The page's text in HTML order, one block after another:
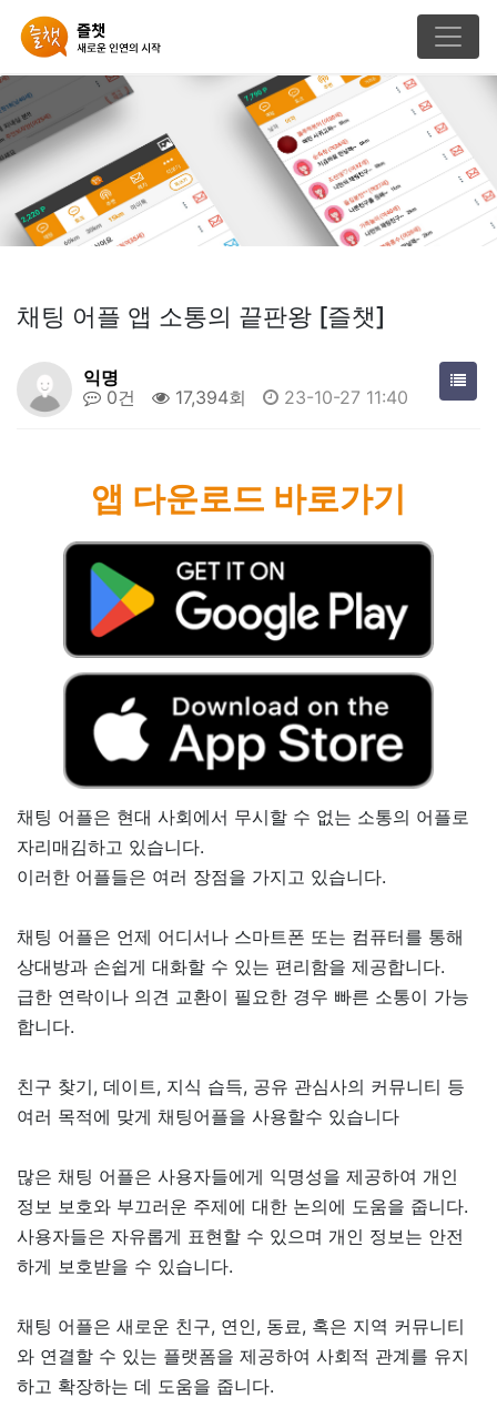
채팅 어플 앱 소통의 끝판왕 [즐챗]
익명
0건
17,394회 23-10-27 11:40
앱 다운로드 바로가기
채팅 어플은 현대 사회에서 무시할 수 없는 소통의 어플로
자리매김하고 있습니다.
이러한 어플들은 여러 장점을 가지고 있습니다.
채팅 어플은 언제 어디서나 스마트폰 또는 컴퓨터를 통해
상대방과 손쉽게 대화할 수 있는 편리함을 제공합니다.
급한 연락이나 의견 교환이 필요한 경우 빠른 소통이 가능
합니다.
친구 찾기, 데이트, 지식 습득, 공유 관심사의 커뮤니티 등
여러 목적에 맞게 채팅어플을 사용할수 있습니다
많은 채팅 어플은 사용자들에게 익명성을 제공하여 개인
정보 보호와 부끄러운 주제에 대한 논의에 도움을 줍니다.
사용자들은 자유롭게 표현할 수 있으며 개인 정보는 안전
하게 보호받을 수 있습니다.
채팅 어플은 새로운 친구, 연인, 동료, 혹은 지역 커뮤니티
와 연결할 수 있는 플랫폼을 제공하여 사회적 관계를 유지
하고 확장하는 데 도움을 줍니다.